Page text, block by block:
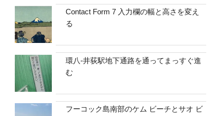
Contact Form 7 入力欄の幅と高さを変え
る
環八-井荻駅地下通路を通ってまっすぐ進
む
フーコック島南部のケム ビーチとサオ ビ